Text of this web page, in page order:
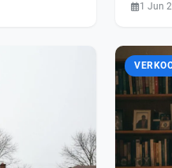
1 Jun